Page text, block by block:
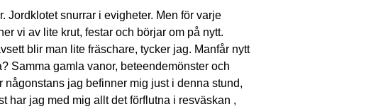
Jordklotet snurrar i evigheter. Men för varje
vi av lite krut, festar och börjar om på nytt.
blir man lite fräschare, tycker jag. Manfår nytt
Samma gamla vanor, beteendemönster och
jag befinner mig just i denna stund,
har jag med mig allt det förflutna i resväskan ,